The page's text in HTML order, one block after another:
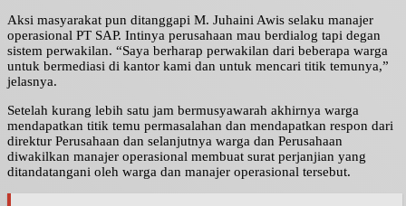
Aksi masyarakat pun ditanggapi M. Juhaini Awis selaku manajer
operasional PT SAP. Intinya perusahaan mau berdialog tapi degan
sistem perwakilan. “Saya berharap perwakilan dari beberapa warga
untuk bermediasi di kantor kami dan untuk mencari titik temunya,”
jelasnya.
Setelah kurang lebih satu jam bermusyawarah akhirnya warga
mendapatkan titik temu permasalahan dan mendapatkan respon dari
direktur Perusahaan dan selanjutnya warga dan Perusahaan
diwakilkan manajer operasional membuat surat perjanjian yang
ditandatangani oleh warga dan manajer operasional tersebut.